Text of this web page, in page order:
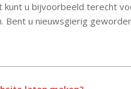
u bijvoorbeeld terecht
u nieuwsgierig